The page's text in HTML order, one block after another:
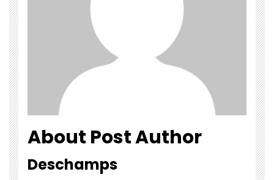
About Post Author
Deschamps